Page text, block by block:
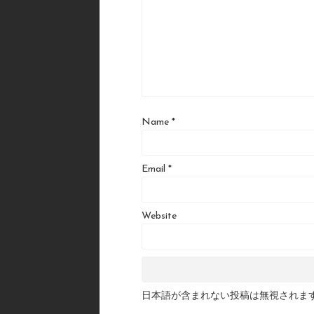
Name *
Email *
Website
日本語が含まれない投稿は無視されま